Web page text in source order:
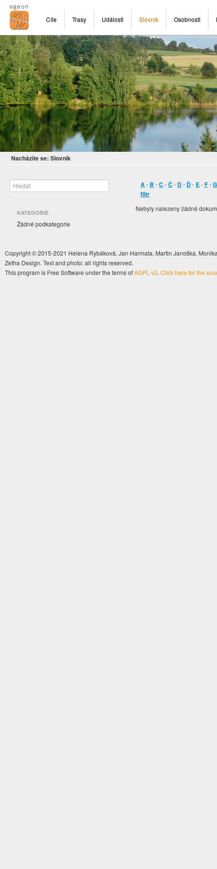
Cíle Trasy Události Slovník Osobnosti
Nacházíte se: Slovník
KATEGORIE
Žádné podkategorie
A- B -C -Č - D- Ď- E-F-G
filtr
Nebyly nalezeny žádné
Copyright © 2015-2021 Helena Rybáková, Jan Harmata, Martin Janoška,
Zetha Design. Text and photo: all rights reserved.
This program is Free Software under the terms ofAGPL v3. Click here for the